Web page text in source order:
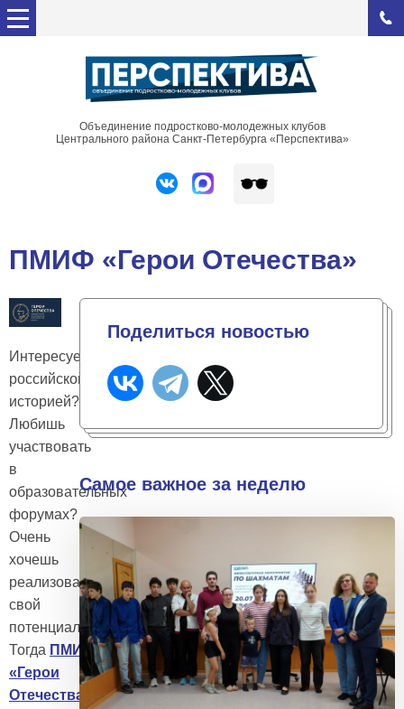
Объединение подростково-молодежных клубов
Центрального района Санкт-Петербурга «Перспектива»
ПМИФ «Герои Отечества»
Интересуешься
российской
историей?
Любишь
участвовать
в
образовательных
форумах?
Очень
хочешь
реализовать
свой
потенциал?
Тогда ПМИФ
«Герои
Отечества»
как
Поделиться новостью
Самое важное за неделю